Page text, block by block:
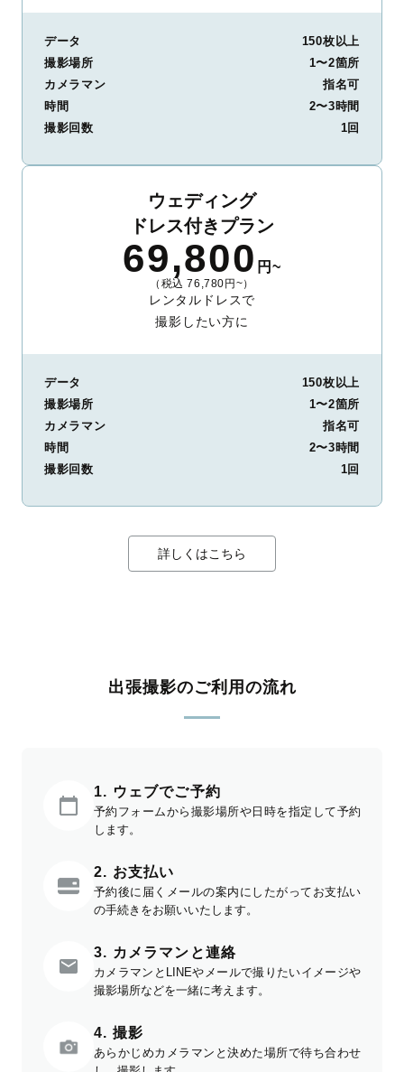
データ
150枚以上
撮影場所
1〜2箇所
カメラマン
指名可
時間
2〜3時間
撮影回数
1回
ウェディング
ドレス付きプラン
69,800 円~
（税込 76,780円~）
レンタルドレスで
撮影したい方に
データ
150枚以上
撮影場所
1〜2箇所
カメラマン
指名可
時間
2〜3時間
撮影回数
1回
詳しくはこちら
出張撮影のご利用の流れ
1. ウェブでご予約
予約フォームから撮影場所や日時を指定して予約
します。
2. お支払い
予約後に届くメールの案内にしたがってお支払い
の手続きをお願いいたします。
3. カメラマンと連絡
カメラマンとLINEやメールで撮りたいイメージや
撮影場所などを一緒に考えます。
4. 撮影
あらかじめカメラマンと決めた場所で待ち合わせ